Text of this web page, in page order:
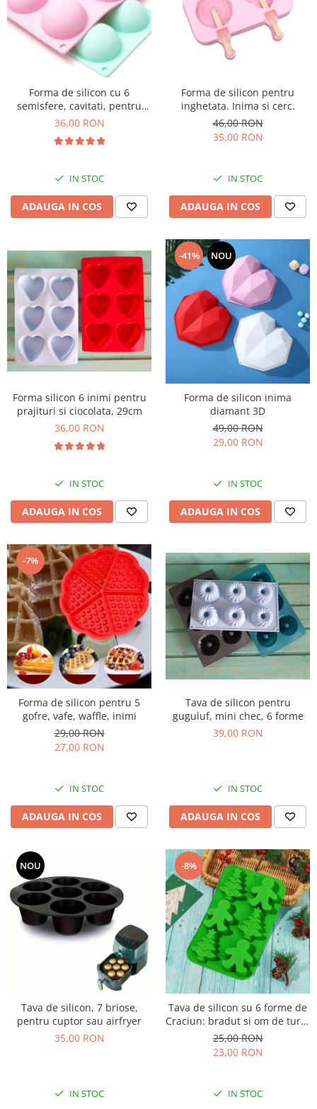
Forma de silicon cu 6
semisfere, cavitati, pentru
prajituri, ciocolata
36,00 RON
IN STOC
ADAUGA IN COS
Forma de silicon pentru
inghetata. Inima si cerc.
46,00 RON
35,00 RON
IN STOC
ADAUGA IN COS
Forma silicon 6 inimi pentru
prajituri si ciocolata, 29cm
36,00 RON
IN STOC
ADAUGA IN COS
-41% NOU
Forma de silicon inima
diamant 3D
49,00 RON
29,00 RON
IN STOC
ADAUGA IN COS
-7%
Forma de silicon pentru 5
gofre, vafe, waffle, inimi
29,00 RON
27,00 RON
IN STOC
ADAUGA IN COS
Tava de silicon pentru
guguluf, mini chec, 6 forme
39,00 RON
IN STOC
ADAUGA IN COS
NOU
Tava de silicon, 7 briose,
pentru cuptor sau airfryer
35,00 RON
IN STOC
-8%
Tava de silicon su 6 forme de
Craciun: bradut si om de turta
dulce
25,00 RON
23,00 RON
IN STOC